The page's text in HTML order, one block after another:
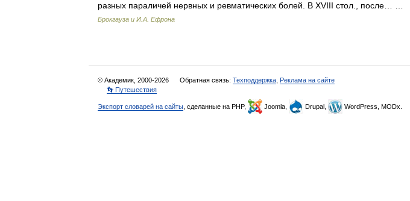
разных параличей нервных и ревматических болей. В XVIII стол., после… …
Брокгауза и И.А. Ефрона
© Академик, 2000-2026 Обратная связь: Техподдержка Реклама на сайте
👣 Путешествия
Экспорт словарей на сайты , сделанные на PHP, Joomla, Drupal, WordPress, MODx.